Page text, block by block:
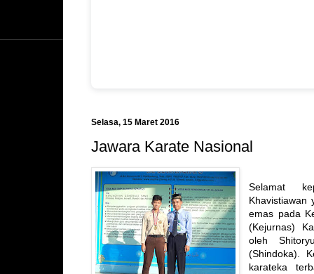
Selasa, 15 Maret 2016
Jawara Karate Nasional
Selamat
Khavistiawan
emas pada
(Kejurnas)
oleh
(Shindoka).
karateka